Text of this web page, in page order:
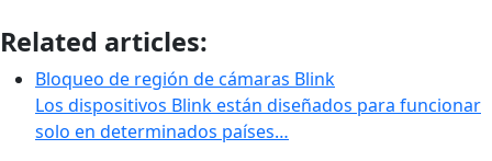
Related articles:
Bloqueo de región de cámaras Blink
Los dispositivos Blink están diseñados para funcionar
solo en determinados países…